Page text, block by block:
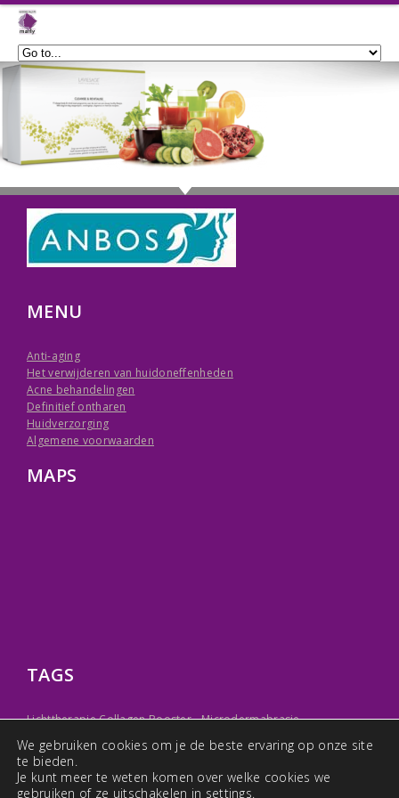
MENU
Anti-aging
Het verwijderen van huidoneffenheden
Acne behandelingen
Definitief ontharen
Huidverzorging
Algemene voorwaarden
MAPS
TAGS
Lichttherapie Collagen Booster -Microdermabrasie -
Ontharen met IPL Flitslicht - Super Modellage: een intensieve
beauty boost -
Seizoensbehandelingen
We gebruiken cookies om je de beste ervaring op onze site
te bieden.
Je kunt meer te weten komen over welke cookies we
gebruiken of ze uitschakelen in settings.